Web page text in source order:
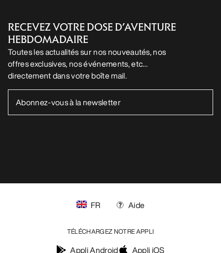
RECEVEZ VOTRE DOSE D’AVENTURE
HEBDOMADAIRE
Toutes les actualités sur nos nouveautés, nos
offres exclusives, nos événements, etc…
directement dans votre boîte mail.
FR Aide
TÉLÉCHARGEZ NOTRE APPLI
Appli Android Appli iOS